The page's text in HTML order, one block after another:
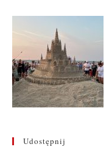
Udostępnij